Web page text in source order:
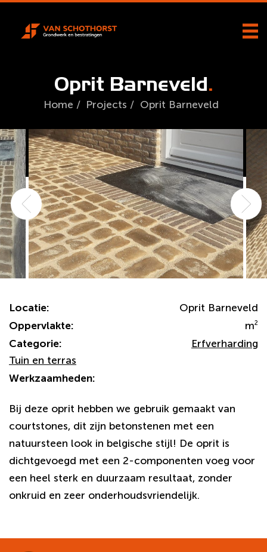
Oprit Barneveld
Home / Projects / Oprit Barneveld
Locatie:
Oprit Barneveld
Oppervlakte:
m2
Categorie:
Erfverharding
Tuin en terras
Werkzaamheden:
Bij deze oprit hebben we gebruik gemaakt van
courtstones, dit zijn betonstenen met een
natuursteen look in belgische stijl! De oprit is
dichtgevoegd met een 2-componenten voeg voor
een heel sterk en duurzaam resultaat, zonder
onkruid en zeer onderhoudsvriendelijk.